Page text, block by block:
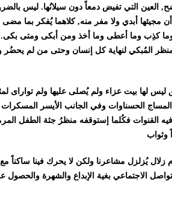
العين التي تفيض دمعاً دون سيلانُها. ليس
مجيئها أبدي ولا مفر منه, كلاهما يُفكر بما
كذِب وما أعطى وما أخذ ومن أبكى ومتى
المُبكي لنهاية كل إنسان وحتى من لم يحضُر
لها بيت عزاء ولم يُصلى عليها ولم تواراى
الحسناوات وفي الجانب الأيسر
القنوات فكُلما إستوقفه منظرُ جثة الطفل
يُزلزل مشاعرنا ولكن لا يحرك فينا ساكناً مع
الاجتماعي بغية الإبداع والشهرة والحصول